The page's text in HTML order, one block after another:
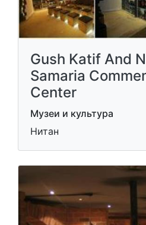
Gush Katif And
Samaria
Center
Музеи и культура
Нитан